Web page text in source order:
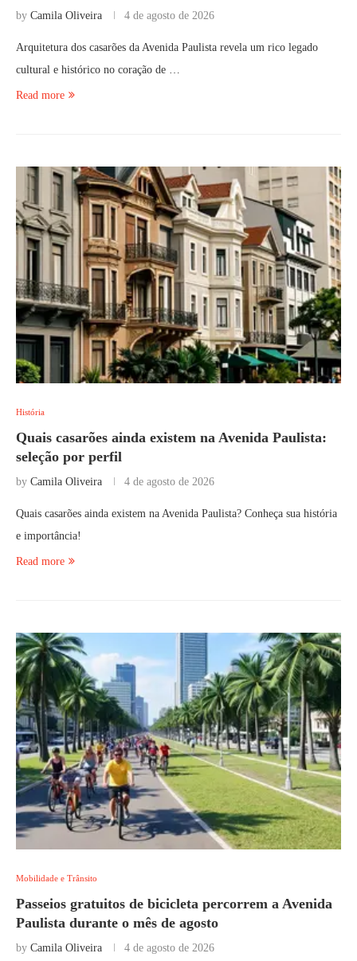
by Camila Oliveira 4 de agosto de 2026
Arquitetura dos casarões da Avenida Paulista revela um rico legado
cultural e histórico no coração de …
Read more
História
Quais casarões ainda existem na Avenida Paulista:
seleção por perfil
by Camila Oliveira 4 de agosto de 2026
Quais casarões ainda existem na Avenida Paulista? Conheça sua história
e importância!
Read more
Mobilidade e Trânsito
Passeios gratuitos de bicicleta percorrem a Avenida
Paulista durante o mês de agosto
by Camila Oliveira 4 de agosto de 2026